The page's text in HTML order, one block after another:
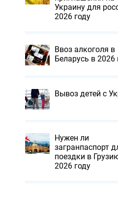
Украину для
2026 году
Ввоз алкоголя в
Беларусь в 2026
Вывоз детей с
Нужен ли
загранпаспорт
поездки в
2026 году